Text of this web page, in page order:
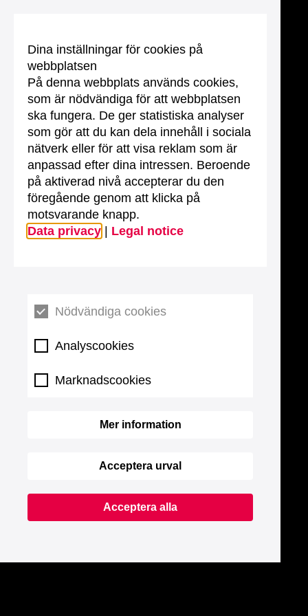
Dina inställningar för cookies på
webbplatsen
På denna webbplats används cookies,
som är nödvändiga för att webbplatsen
ska fungera. De ger statistiska analyser
som gör att du kan dela innehåll i sociala
nätverk eller för att visa reklam som är
anpassad efter dina intressen. Beroende
på aktiverad nivå accepterar du den
föregående genom att klicka på
motsvarande knapp.
Data privacy
Legal notice
Nödvändiga cookies
Analyscookies
Marknadscookies
Mer information
Acceptera urval
Acceptera alla